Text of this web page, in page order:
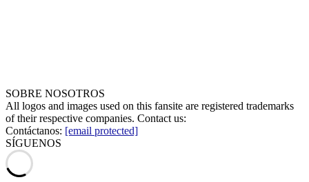
SOBRE NOSOTROS
All logos and images used on this fansite are registered trademarks
of their respective companies. Contact us:
Contáctanos: [email protected]
SÍGUENOS